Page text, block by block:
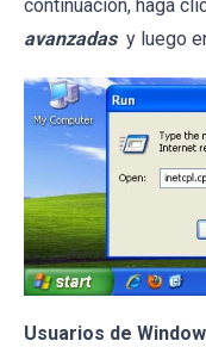
continuación, haga
avanzadas y luego
Usuarios de